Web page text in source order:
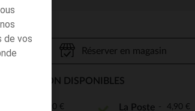
de vos
Réserver en magasin
LIVRAISON DISPONIBLES
4,90 € La Poste 4,90 €